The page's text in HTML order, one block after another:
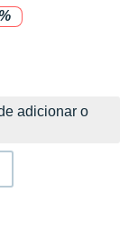
adicionar o